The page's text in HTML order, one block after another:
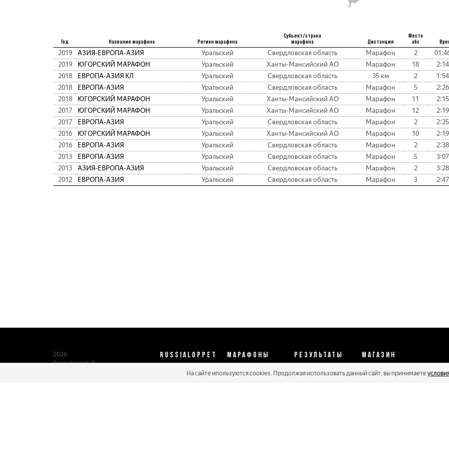
Год Название марафона Регион марафона
Субъект/страна
марафона
Дистанция
Место
абс
2019 АЗИЯ-ЕВРОПА-АЗИЯ Уральский Свердловская область Марафон 2
2019
ЮГОРСКИЙ МАРАФОН Уральский Ханты-Мансийский АО Марафон 18
2018
ЕВРОПА-АЗИЯ КЛ Уральский Свердловская область 35 км 2
2018
ЕВРОПА-АЗИЯ Уральский Свердловская область Марафон 5
2018
ЮГОРСКИЙ МАРАФОН Уральский Ханты-Мансийский АО Марафон 11
2017
ЮГОРСКИЙ МАРАФОН Уральский Ханты-Мансийский АО Марафон 12
2017
ЕВРОПА-АЗИЯ Уральский Свердловская область Марафон 2
2016
ЮГОРСКИЙ МАРАФОН Уральский Ханты-Мансийский АО Марафон 10
2016
ЕВРОПА-АЗИЯ Уральский Свердловская область Марафон 2
2013
ЕВРОПА-АЗИЯ Уральский Свердловская область Марафон 5
2013
АЗИЯ-ЕВРОПА-АЗИЯ Уральский Свердловская область Марафон 2
2012
ЕВРОПА-АЗИЯ Уральский Свердловская область Марафон 3
2026
Russialoppet ®
RUSSIALOPPET МАРАФОНЫ РЕЗУЛЬТАТЫ МАГАЗИН
Календарь 2026
Протоколы 2025
Реквизиты
На сайте ипользуются cookies. Продолжая использовать данный сайт, вы принимаете